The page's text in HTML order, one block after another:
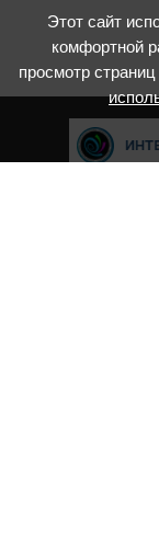
Этот сайт
комфортной
просмотр